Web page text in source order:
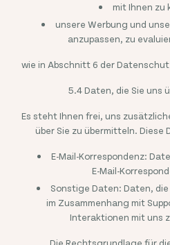
mit Ihnen zu
unsere Werbung und
anzupassen, zu
wie in Abschnitt 6 der
5.4 Daten, die Sie uns
Es steht Ihnen frei, uns
über Sie zu übermitteln. Diese
E-Mail-Korrespondenz:
E-Mail-
Sonstige Daten: Daten,
im Zusammenhang mit
Interaktionen mit uns
Die Rechtsgrundlage für